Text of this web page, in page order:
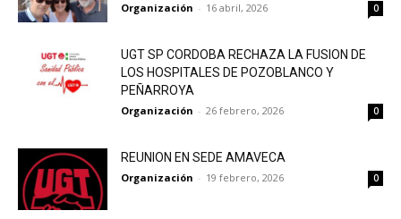
Organización - 16 abril, 2026 0
UGT SP CORDOBA RECHAZA LA FUSION DE
LOS HOSPITALES DE POZOBLANCO Y
PEÑARROYA
Organización - 26 febrero, 2026 0
REUNION EN SEDE AMAVECA
Organización - 19 febrero, 2026 0